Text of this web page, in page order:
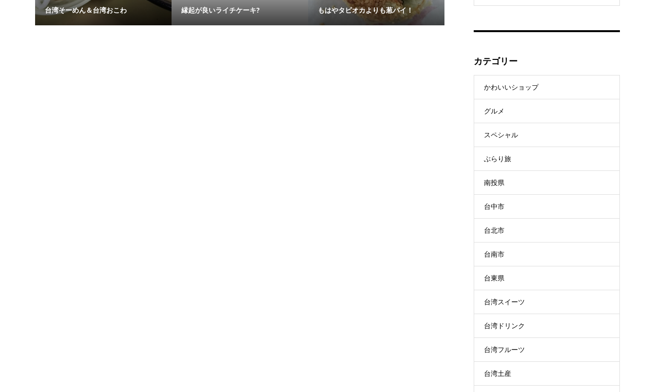
台湾そーめん＆台湾おこわ 縁起が良いライチケーキ? もはやタピオカよりも葱パイ！
カテゴリー
かわいいショップ
グルメ
スペシャル
ぶらり旅
南投県
台中市
台北市
台南市
台東県
台湾スイーツ
台湾ドリンク
台湾フルーツ
台湾土産